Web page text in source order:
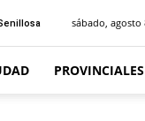
sábado, agosto
PROVINCIALES